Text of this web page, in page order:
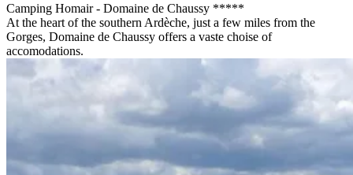
Camping Homair - Domaine de Chaussy *****
At the heart of the southern Ardèche, just a few miles from the
Gorges, Domaine de Chaussy offers a vaste choise of
accomodations.